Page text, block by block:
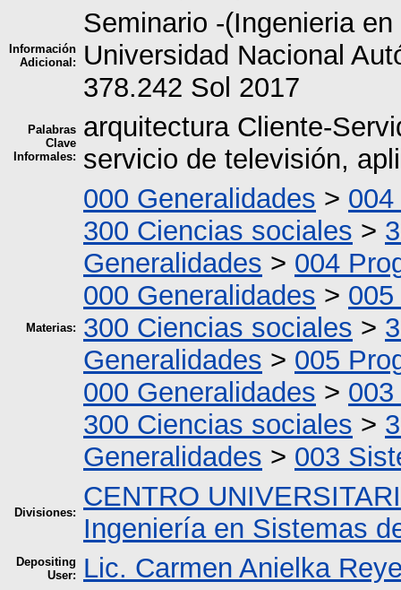
Información
Adicional:
Seminario -(Ingenieria
Universidad Nacional
378.242 Sol 2017
Palabras
Clave
Informales:
arquitectura Cliente-
servicio de televisión,
Materias:
000 Generalidades >
300 Ciencias sociales >
Generalidades > 004
000 Generalidades >
300 Ciencias sociales >
Generalidades > 005
000 Generalidades >
300 Ciencias sociales >
Generalidades > 003
Divisiones:
CENTRO
Ingeniería en Sistemas
Depositing
User:
Lic. Carmen Anielka